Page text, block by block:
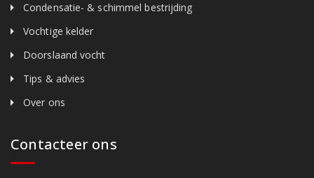
Condensatie- & schimmel bestrijding
Vochtige kelder
Doorslaand vocht
Tips & advies
Over ons
Contacteer ons